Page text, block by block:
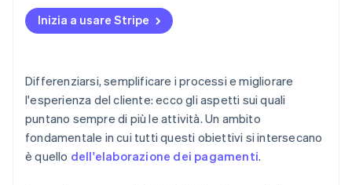
Inizia a usare Stripe
Differenziarsi, semplificare i processi e migliorare
l'esperienza del cliente: ecco gli aspetti sui quali
puntano sempre di più le attività. Un ambito
fondamentale in cui tutti questi obiettivi si intersecano
è quello dell'elaborazione dei pagamenti.